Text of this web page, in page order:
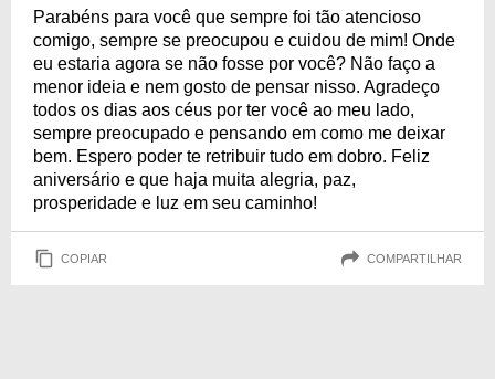
Parabéns para você que sempre foi tão atencioso
comigo, sempre se preocupou e cuidou de mim! Onde
eu estaria agora se não fosse por você? Não faço a
menor ideia e nem gosto de pensar nisso. Agradeço
todos os dias aos céus por ter você ao meu lado,
sempre preocupado e pensando em como me deixar
bem. Espero poder te retribuir tudo em dobro. Feliz
aniversário e que haja muita alegria, paz,
prosperidade e luz em seu caminho!
COPIAR COMPARTILHAR